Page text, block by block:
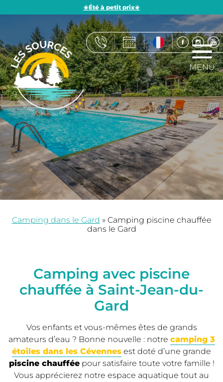
☀️Été à petit prix☀️
MENU
Camping dans le Gard » Camping piscine chauffée
dans le Gard
Camping avec piscine
chauffée à Saint-Jean-du-
Gard
Vos enfants et vous-mêmes êtes de grands
amateurs d’eau ? Bonne nouvelle : notre camping 3
étoiles dans les Cévennes est doté d’une grande
piscine chaufféepour satisfaire toute votre famille !
Vous apprécierez notre espace aquatique tout au